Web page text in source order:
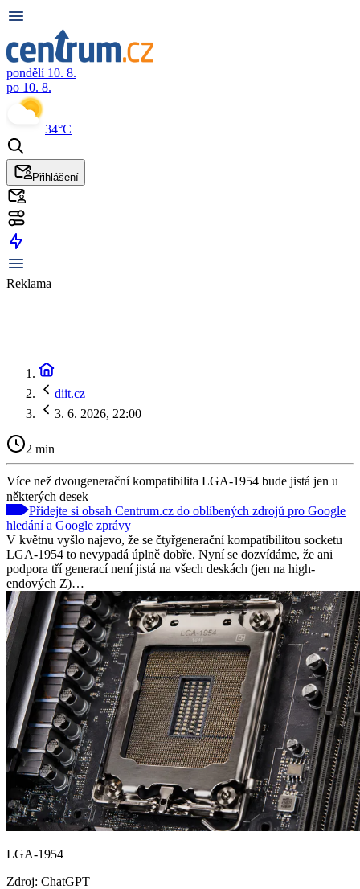
pondělí 10. 8.
po 10. 8.
34°C
Přihlášení
Reklama
diit.cz
3. 6. 2026, 22:00
2 min
Více než dvougenerační kompatibilita LGA-1954 bude jistá jen u
některých desek
Přidejte si obsah Centrum.cz do oblíbených zdrojů pro Google
hledání a Google zprávy
V květnu vyšlo najevo, že se čtyřgenerační kompatibilitou socketu
LGA-1954 to nevypadá úplně dobře. Nyní se dozvídáme, že ani
podpora tří generací není jistá na všech deskách (jen na high-
endových Z)…
LGA-1954
Zdroj: ChatGPT